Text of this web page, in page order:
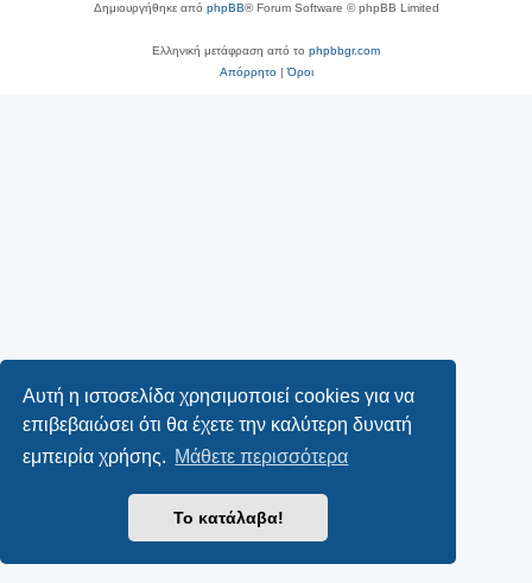
Αυτή η ιστοσελίδα χρησιμοποιεί cookies για να
επιβεβαιώσει ότι θα έχετε την καλύτερη δυνατή
εμπειρία χρήσης. Μάθετε περισσότερα
Το κατάλαβα!
Δημιουργήθηκε από phpBB® Forum Software © phpBB Limited
Ελληνική μετάφραση από το phpbbgr.com
Απόρρητο|Όροι